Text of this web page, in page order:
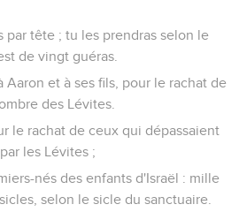
par tête ; tu les prendras selon le
de vingt guéras.
Aaron et à ses fils, pour le rachat de
des Lévites.
le rachat de ceux qui dépassaient
les Lévites ;
nés des enfants d'Israël : mille
selon le sicle du sanctuaire.